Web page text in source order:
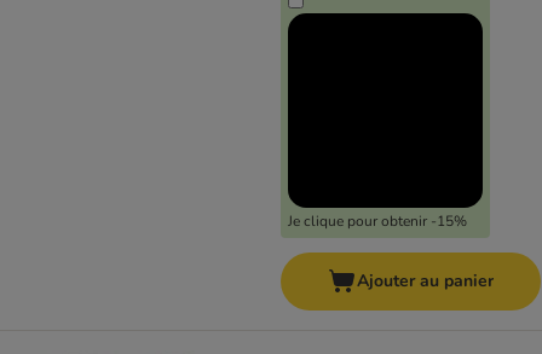
Je clique pour obtenir -15%
Ajouter au panier